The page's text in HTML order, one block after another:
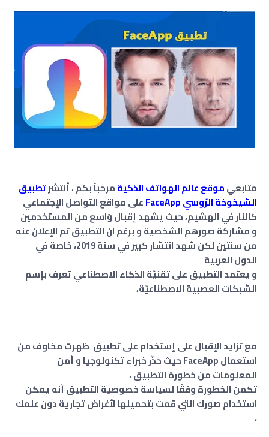
متابعيموقع عالم الهواتف الذكيةمرحباً بكم ، أنتشرتطبيق
الشيخوخة الرّوسي FaceApp
على مواقع التواصل الإجتماعي
كالنار في الهشيم، حيث يشهد إقبال وَاسِع من المستخدمين
و مشاركة صورهم الشخصية و برغم ان التطبيق تم الإعلان عنه
من سنتين لكن شهد انتشار كبير في سنة 2019، خاصة في
الدول العربية
و يعتمد التطبيق علَى تقنيّة الذكاء الاصطناعي تعرف بإسم
الشبكات العصبية الاصطناعيّة،
مع تزايد الإقبال على إستخدام على تطبيق ظهرت مخاوف من
استعمال FaceApp حيث حذّر خبراء تكنولوجيا و أمن
المعلومات من خطورة التطبيق ،
تكمن الخطورة وفقًا لسياسة خصوصية التطبيق أنه يمكن
استخدام صورك التي قمتُ بتحميلها لأغراض تجارية دون علمك
،